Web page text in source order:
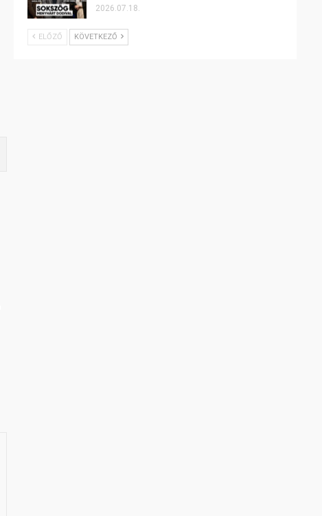
2026.07.18.
ELŐZŐ KÖVETKEZŐ